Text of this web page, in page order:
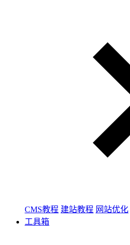
CMS教程 建站教程 网站优化
工具箱